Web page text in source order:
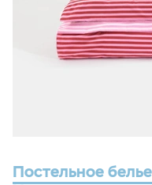
Постельное